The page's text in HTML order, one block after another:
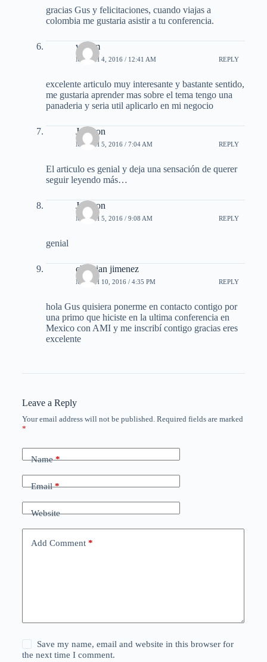
gracias Gus y felicitaciones, cuando viajas a
colombia me gustaria asistir a tu conferencia.
wasim
MARCH 4, 2016 / 12:41 AM REPLY
excelente articulo muy interesante y bastante sentido,
me gustaria aprender mas sobre el tema tengo una
panaderia y seria util aplicarlo en mi negocio
Jackson
MARCH 5, 2016 / 7:04 AM REPLY
El articulo es genial y deja una sensación de querer
seguir leyendo más…
Jackson
MARCH 5, 2016 / 9:08 AM REPLY
genial
christian jimenez
MARCH 10, 2016 / 4:35 PM REPLY
hola Gus quisiera ponerme en contacto contigo por
una primo que hiciste en la ultima conferencia en
Mexico con AMI y me inscribí contigo gracias eres
excelente
Leave a Reply
Your email address will not be published. Required fields are marked
*
Name*
Email*
Website
Add Comment*
Save my name, email and website in this browser for
the next time I comment.